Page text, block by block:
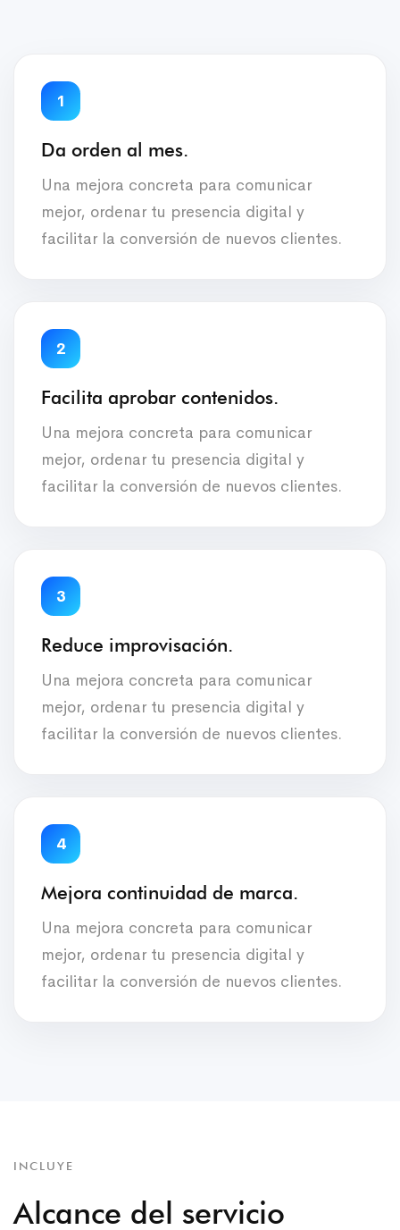
1
Da orden al mes.
Una mejora concreta para comunicar
mejor, ordenar tu presencia digital y
facilitar la conversión de nuevos clientes.
2
Facilita aprobar contenidos.
Una mejora concreta para comunicar
mejor, ordenar tu presencia digital y
facilitar la conversión de nuevos clientes.
3
Reduce improvisación.
Una mejora concreta para comunicar
mejor, ordenar tu presencia digital y
facilitar la conversión de nuevos clientes.
4
Mejora continuidad de marca.
Una mejora concreta para comunicar
mejor, ordenar tu presencia digital y
facilitar la conversión de nuevos clientes.
INCLUYE
Alcance del servicio